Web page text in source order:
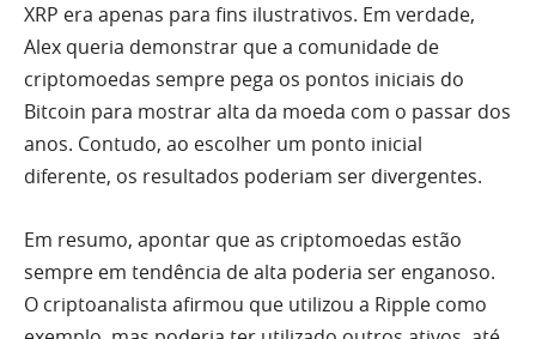
XRP era apenas para fins ilustrativos. Em verdade,
Alex queria demonstrar que a comunidade de
criptomoedas sempre pega os pontos iniciais do
Bitcoin para mostrar alta da moeda com o passar dos
anos. Contudo, ao escolher um ponto inicial
diferente, os resultados poderiam ser divergentes.
Em resumo, apontar que as criptomoedas estão
sempre em tendência de alta poderia ser enganoso.
O criptoanalista afirmou que utilizou a Ripple como